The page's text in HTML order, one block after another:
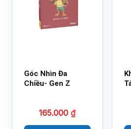
Góc Nhìn Đa
Chiều- Gen Z
165.000₫